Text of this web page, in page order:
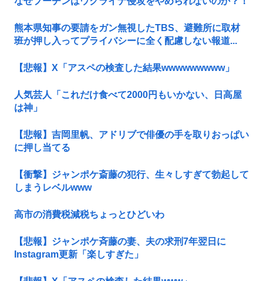
熊本県知事の要請をガン無視したTBS、避難所に取材
班が押し入ってプライバシーに全く配慮しない報道...
【悲報】X「アスペの検査した結果wwwwwwwww」
人気芸人「これだけ食べて2000円もいかない、日高屋
は神」
【悲報】吉岡里帆、アドリブで俳優の手を取りおっぱい
に押し当てる
【衝撃】ジャンポケ斎藤の犯行、生々しすぎて勃起して
しまうレベルwww
高市の消費税減税ちょっとひどいわ
【悲報】ジャンポケ斉藤の妻、夫の求刑7年翌日に
Instagram更新「楽しすぎた」